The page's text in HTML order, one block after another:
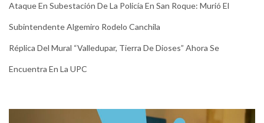
Ataque En Subestación De La Policía En San Roque: Murió El
Subintendente Algemiro Rodelo Canchila
Réplica Del Mural “Valledupar, Tierra De Dioses” Ahora Se
Encuentra En La UPC